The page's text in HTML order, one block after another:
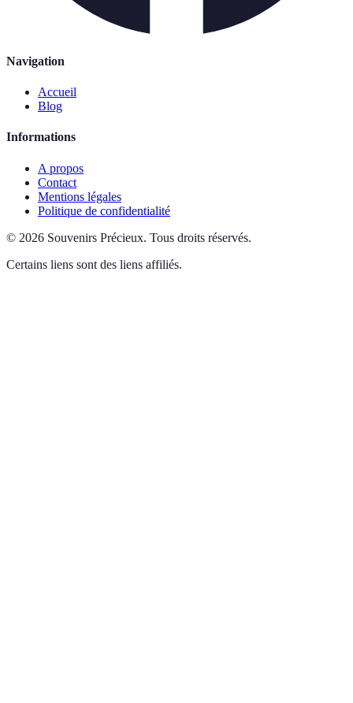
Navigation
Accueil
Blog
Informations
A propos
Contact
Mentions légales
Politique de confidentialité
© 2026 Souvenirs Précieux. Tous droits réservés.
Certains liens sont des liens affiliés.